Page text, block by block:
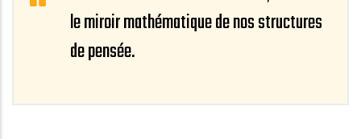
le miroir mathématique de nos structures
de pensée.